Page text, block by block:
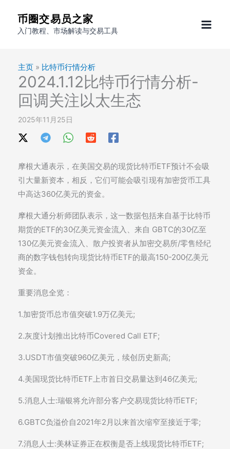
币圈交易员之家
入门教程、市场解读与交易工具
主页 » 比特币行情分析
2024.1.12比特币行情分析-
回调关注以太生态
2025年11月25日
摩根大通表示，在美国交易的现货比特币ETF预计不会吸
引大量新资本，相反，它们可能会吸引现有加密货币工具
中高达360亿美元的资金。
摩根大通分析师团队表示，这一数据包括来自基于比特币
期货的ETF的30亿美元资金流入、来自 GBTC的30亿至
130亿美元资金流入、散户投资者从加密交易所/零售经纪
商的数字钱包转向现货比特币ETF的最高150-200亿美元
资金。
重要消息全览：
1.加密货币总市值突破1.9万亿美元;
2.灰度计划推出比特币Covered Call ETF;
3.USDT市值突破960亿美元，续创历史新高;
4.美国现货比特币ETF上市首日交易量达到46亿美元;
5.消息人士:瑞银将允许部分客户交易现货比特币ETF;
6.GBTC负溢价自2021年2月以来首次缩窄至接近于零;
7.消息人士:美林证券正在权衡是否上线现货比特币ETF;